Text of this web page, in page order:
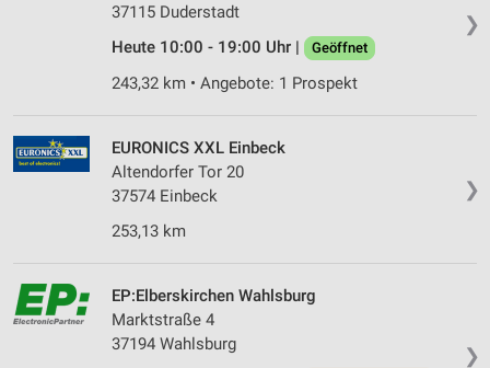
❯
37115 Duderstadt
Heute 10:00 - 19:00 Uhr |
Geöffnet
243,32 km • Angebote: 1 Prospekt
❯
EURONICS XXL Einbeck
Altendorfer Tor 20
37574 Einbeck
253,13 km
❯
EP:Elberskirchen Wahlsburg
Marktstraße 4
37194 Wahlsburg